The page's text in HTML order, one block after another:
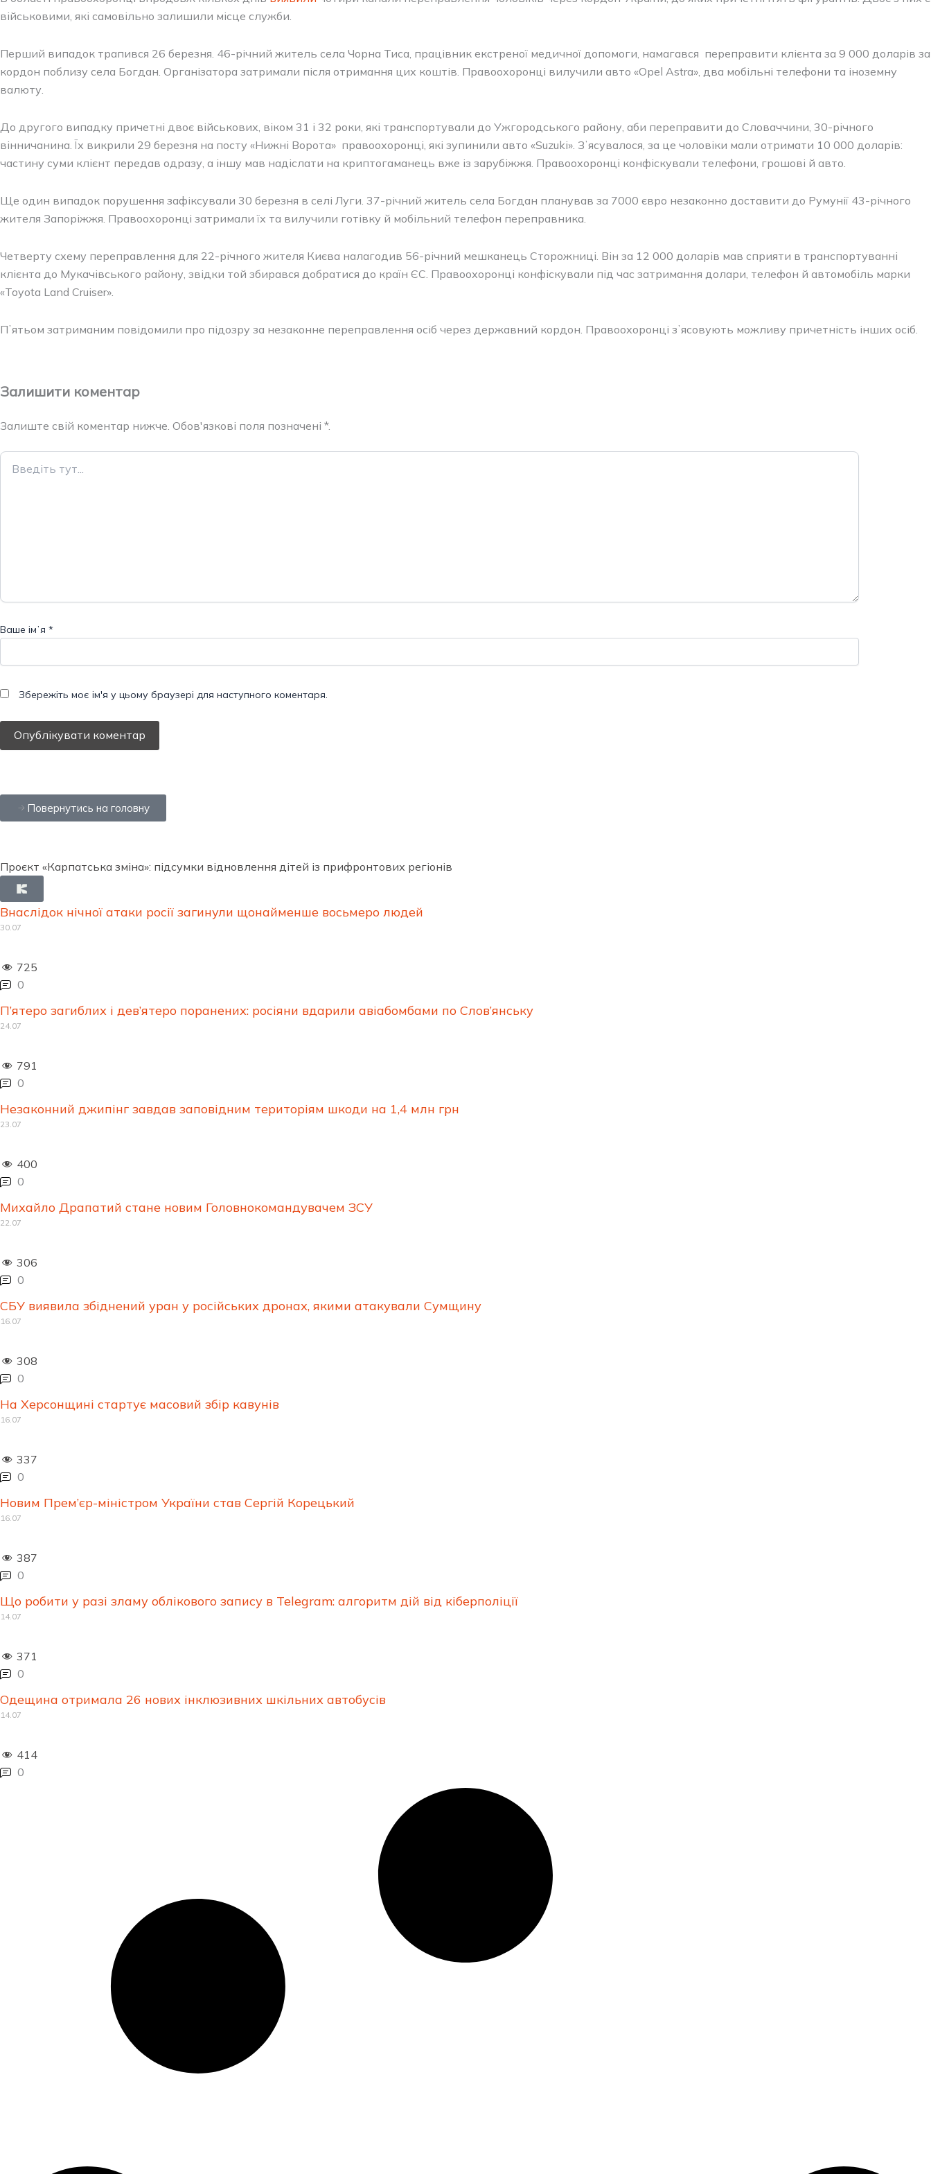
військовими, які самовільно залишили місце служби.
Перший випадок трапився 26 березня. 46-річний житель села Чорна Тиса, працівник екстреної медичної допомоги, намагався переправити клієнта за 9 000 доларів за
кордон поблизу села Богдан. Організатора затримали після отримання цих коштів. Правоохоронці вилучили авто «Opel Astra», два мобільні телефони та іноземну
валюту.
До другого випадку причетні двоє військових, віком 31 і 32 роки, які транспортували до Ужгородського району, аби переправити до Словаччини, 30-річного
вінничанина. Їх викрили 29 березня на посту «Нижні Ворота» правоохоронці, які зупинили авто «Suzuki». Зʼясувалося, за це чоловіки мали отримати 10 000 доларів:
частину суми клієнт передав одразу, а іншу мав надіслати на криптогаманець вже із зарубіжжя. Правоохоронці конфіскували телефони, грошові й авто.
Ще один випадок порушення зафіксували 30 березня в селі Луги. 37-річний житель села Богдан планував за 7000 євро незаконно доставити до Румунії 43-річного
жителя Запоріжжя. Правоохоронці затримали їх та вилучили готівку й мобільний телефон переправника.
Четверту схему переправлення для 22-річного жителя Києва налагодив 56-річний мешканець Сторожниці. Він за 12 000 доларів мав сприяти в транспортуванні
клієнта до Мукачівського району, звідки той збирався добратися до країн ЄС. Правоохоронці конфіскували під час затримання долари, телефон й автомобіль марки
«Toyota Land Cruiser».
Пʼятьом затриманим повідомили про підозру за незаконне переправлення осіб через державний кордон. Правоохоронці зʼясовують можливу причетність інших осіб.
Залишити коментар
Залиште свій коментар нижче. Обов'язкові поля позначені *.
Введіть
тут...
Ваше імʼя *
Збережіть моє ім'я у цьому браузері для наступного коментаря.
Повернутись на головну
Проєкт «Карпатська зміна»: підсумки відновлення дітей із прифронтових регіонів
Внаслідок нічної атаки росії загинули щонайменше восьмеро людей
30.07
725
0
П’ятеро загиблих і дев’ятеро поранених: росіяни вдарили авіабомбами по Слов’янську
24.07
791
0
Незаконний джипінг завдав заповідним територіям шкоди на 1,4 млн грн
23.07
400
0
Михайло Драпатий стане новим Головнокомандувачем ЗСУ
22.07
306
0
СБУ виявила збіднений уран у російських дронах, якими атакували Сумщину
16.07
308
0
На Херсонщині стартує масовий збір кавунів
16.07
337
0
Новим Прем’єр-міністром України став Сергій Корецький
16.07
387
0
Що робити у разі зламу облікового запису в Telegram: алгоритм дій від кіберполіції
14.07
371
0
Одещина отримала 26 нових інклюзивних шкільних автобусів
14.07
414
0